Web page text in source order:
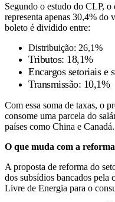
Segundo o estudo do CLP, o
representa apenas 30,4% do
boleto é dividido entre:
Distribuição: 26,1%
Tributos: 18,1%
Encargos setoriais e
Transmissão: 10,1%
Com essa soma de taxas, o
consome uma parcela do
países como China e Canadá.
O que muda com a
A proposta de reforma do
dos subsídios bancados pela
Livre de Energia para o